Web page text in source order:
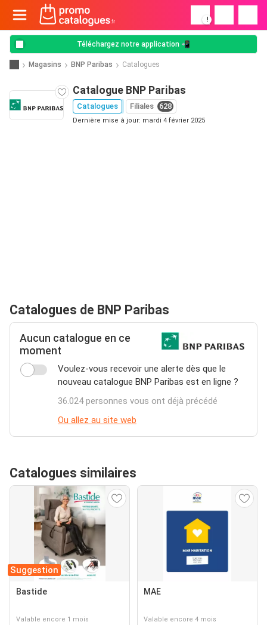
!
Téléchargez notre application 📲
Magasins BNP Paribas Catalogues
Catalogue BNP Paribas
Catalogues Filiales 628
Dernière mise à jour: mardi 4 février 2025
Catalogues de BNP Paribas
Aucun catalogue en ce
moment
Voulez-vous recevoir une alerte dès que le
nouveau catalogue BNP Paribas est en ligne ?
36.024 personnes vous ont déjà précédé
Ou allez au site web
Catalogues similaires
Suggestion
Bastide
Valable encore 1 mois
MAE
Valable encore 4 mois